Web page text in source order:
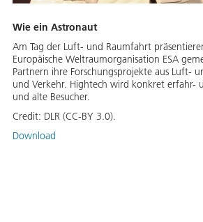
Wie ein Astronaut
Am Tag der Luft- und Raumfahrt
Europäische Weltraumorganisation ESA
Partnern ihre Forschungsprojekte aus Luft-
und Verkehr. Hightech wird konkret erfahr-
und alte Besucher.
Credit: DLR (CC-BY 3.0).
Download